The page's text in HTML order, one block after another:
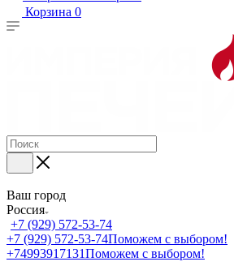
Корзина 0
Ваш город
Россия
+7 (929) 572-53-74
+7 (929) 572-53-74Поможем с выбором!
+74993917131Поможем с выбором!